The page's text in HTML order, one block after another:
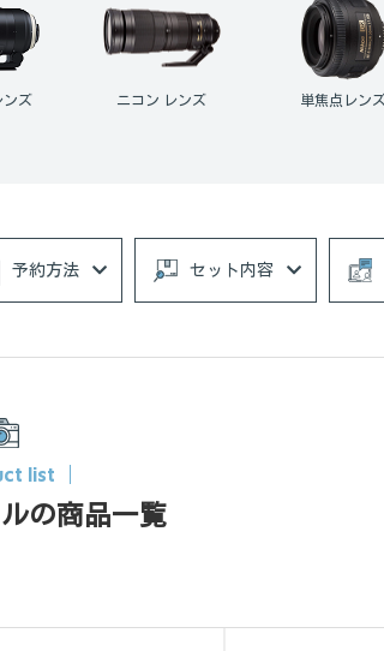
ズ 単焦点レンズ 望遠レンズ
予約方法 セット内容
list
の商品一覧